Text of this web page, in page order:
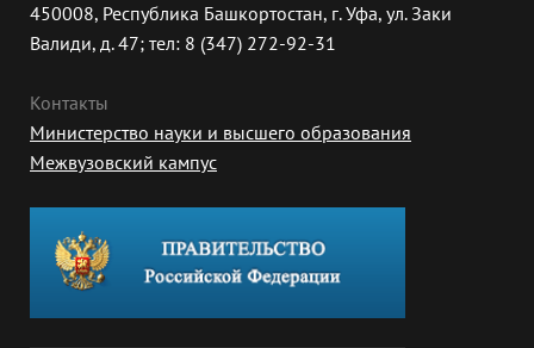
450008, Республика Башкортостан, г. Уфа, ул. Заки
Валиди, д. 47; тел: 8 (347) 272-92-31
Контакты
Министерство науки и высшего образования
Межвузовский кампус